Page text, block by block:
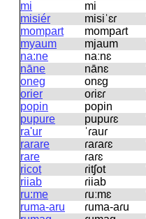
mi
mi
misiér
misiˈɛɾ
mompart
mompaɾt
myaum
mjaum
na:ne
naːnɛ
nāne
nānɛ
oneg
onɛɡ
orier
oɾiɛɾ
popin
popin
pupure
pupuɾɛ
ra'ur
ˈɾauɾ
rarare
ɾaɾaɾɛ
rare
ɾaɾɛ
ricot
ɾitʃot
riiab
ɾiiab
ru:me
ɾuːmɛ
ruma-aru
ɾuma-aɾu